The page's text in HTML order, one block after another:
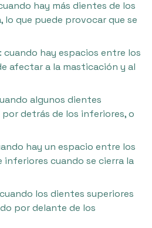
hay más dientes de los
lo que puede provocar que se
: cuando hay espacios entre los
afectar a la masticación y al
algunos dientes
detrás de los inferiores, o
hay un espacio entre los
inferiores cuando se cierra la
los dientes superiores
por delante de los